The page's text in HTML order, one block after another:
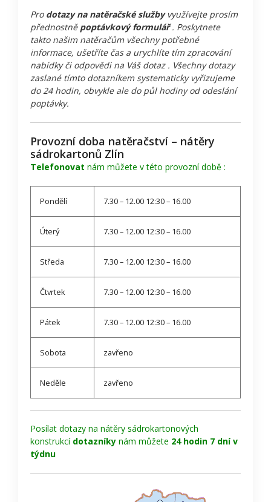
Pro dotazy na natěračské službyvyužívejte prosím
přednostně poptávkový formulář. Poskytnete
takto našim natěračům všechny potřebné
informace, ušetříte čas a urychlíte tím zpracování
nabídky či odpovědi na Váš dotaz . Všechny dotazy
zaslané tímto dotazníkem systematicky vyřizujeme
do 24 hodin, obvykle ale do půl hodiny od odeslání
poptávky.
Provozní doba natěračství – nátěry
sádrokartonů Zlín
Telefonovat nám můžete v této provozní době :
Pondělí 7.30 – 12.00 12:30 – 16.00
Úterý 7.30 – 12.00 12:30 – 16.00
Středa 7.30 – 12.00 12:30 – 16.00
Čtvrtek 7.30 – 12.00 12:30 – 16.00
Pátek 7.30 – 12.00 12:30 – 16.00
Sobota zavřeno
Neděle zavřeno
Posílat dotazy na nátěry sádrokartonových
konstrukcí dotazníky nám můžete 24 hodin 7 dní v
týdnu